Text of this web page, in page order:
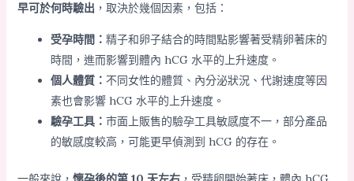
早可於何時驗出 ，取決於幾個因素，包括：
受孕時間： 精子和卵子結合的時間點影響著受精卵著床的
時間，進而影響到體內 hCG 水平的上升速度。
個人體質： 不同女性的體質、內分泌狀況、代謝速度等因
素也會影響 hCG 水平的上升速度。
驗孕工具： 市面上販售的驗孕工具敏感度不一，部分產品
的敏感度較高，可能更早偵測到 hCG 的存在。